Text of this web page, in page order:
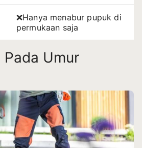
❌Hanya menabur pupuk di
permukaan saja
Pada Umur